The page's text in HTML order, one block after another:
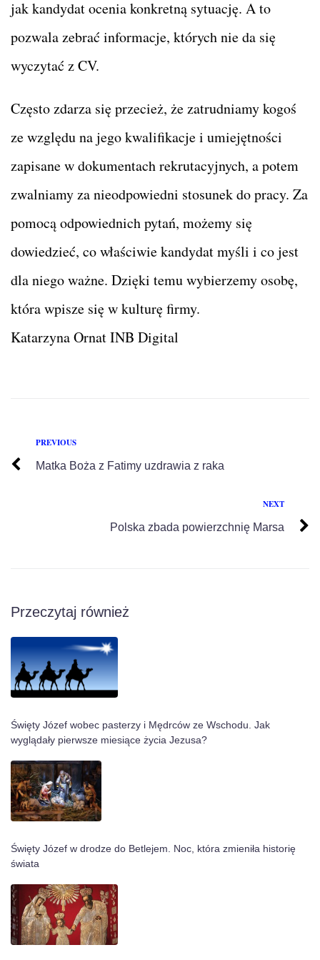
jak kandydat ocenia konkretną sytuację. A to
pozwala zebrać informacje, których nie da się
wyczytać z CV.
Często zdarza się przecież, że zatrudniamy kogoś
ze względu na jego kwalifikacje i umiejętności
zapisane w dokumentach rekrutacyjnych, a potem
zwalniamy za nieodpowiedni stosunek do pracy. Za
pomocą odpowiednich pytań, możemy się
dowiedzieć, co właściwie kandydat myśli i co jest
dla niego ważne. Dzięki temu wybierzemy osobę,
która wpisze się w kulturę firmy.
Katarzyna Ornat INB Digital
PREVIOUS
Matka Boża z Fatimy uzdrawia z raka
NEXT
Polska zbada powierzchnię Marsa
Przeczytaj również
Święty Józef wobec pasterzy i Mędrców ze Wschodu. Jak
wyglądały pierwsze miesiące życia Jezusa?
Święty Józef w drodze do Betlejem. Noc, która zmieniła historię
świata